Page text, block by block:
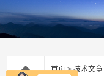
首页>技术文章